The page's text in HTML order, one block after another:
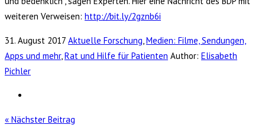
weiteren Verweisen: http://bit.ly/2gznb6i
31. August 2017 Aktuelle Forschung,Medien: Filme, Sendungen,
Apps und mehr,Rat und Hilfe für Patienten Author: Elisabeth
Pichler
« Nächster Beitrag